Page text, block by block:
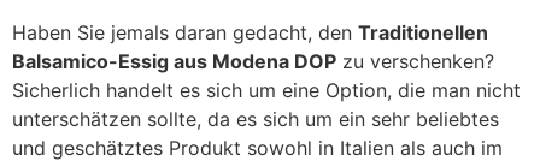
Haben Sie jemals daran gedacht, den Traditionellen
Balsamico-Essig aus Modena DOP zu verschenken?
Sicherlich handelt es sich um eine Option, die man nicht
unterschätzen sollte, da es sich um ein sehr beliebtes
und geschätztes Produkt sowohl in Italien als auch im